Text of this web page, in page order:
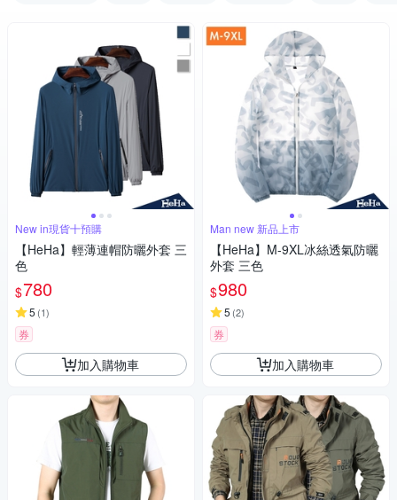
New in現貨十預購
【HeHa】輕薄連帽防曬外套 三
色
$780
5 (1)
券
加入購物車
Man new 新品上市
【HeHa】M-9XL冰絲透氣防曬
外套 三色
$980
5 (2)
券
加入購物車